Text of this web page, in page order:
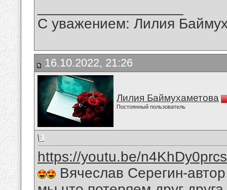
С уважением: Лилия
16.10.2022, 21:26
Лилия Баймухаметова
Постоянный пользователь
https://youtu.be/n4KhDy0prcs
Вячеслав Серегин-